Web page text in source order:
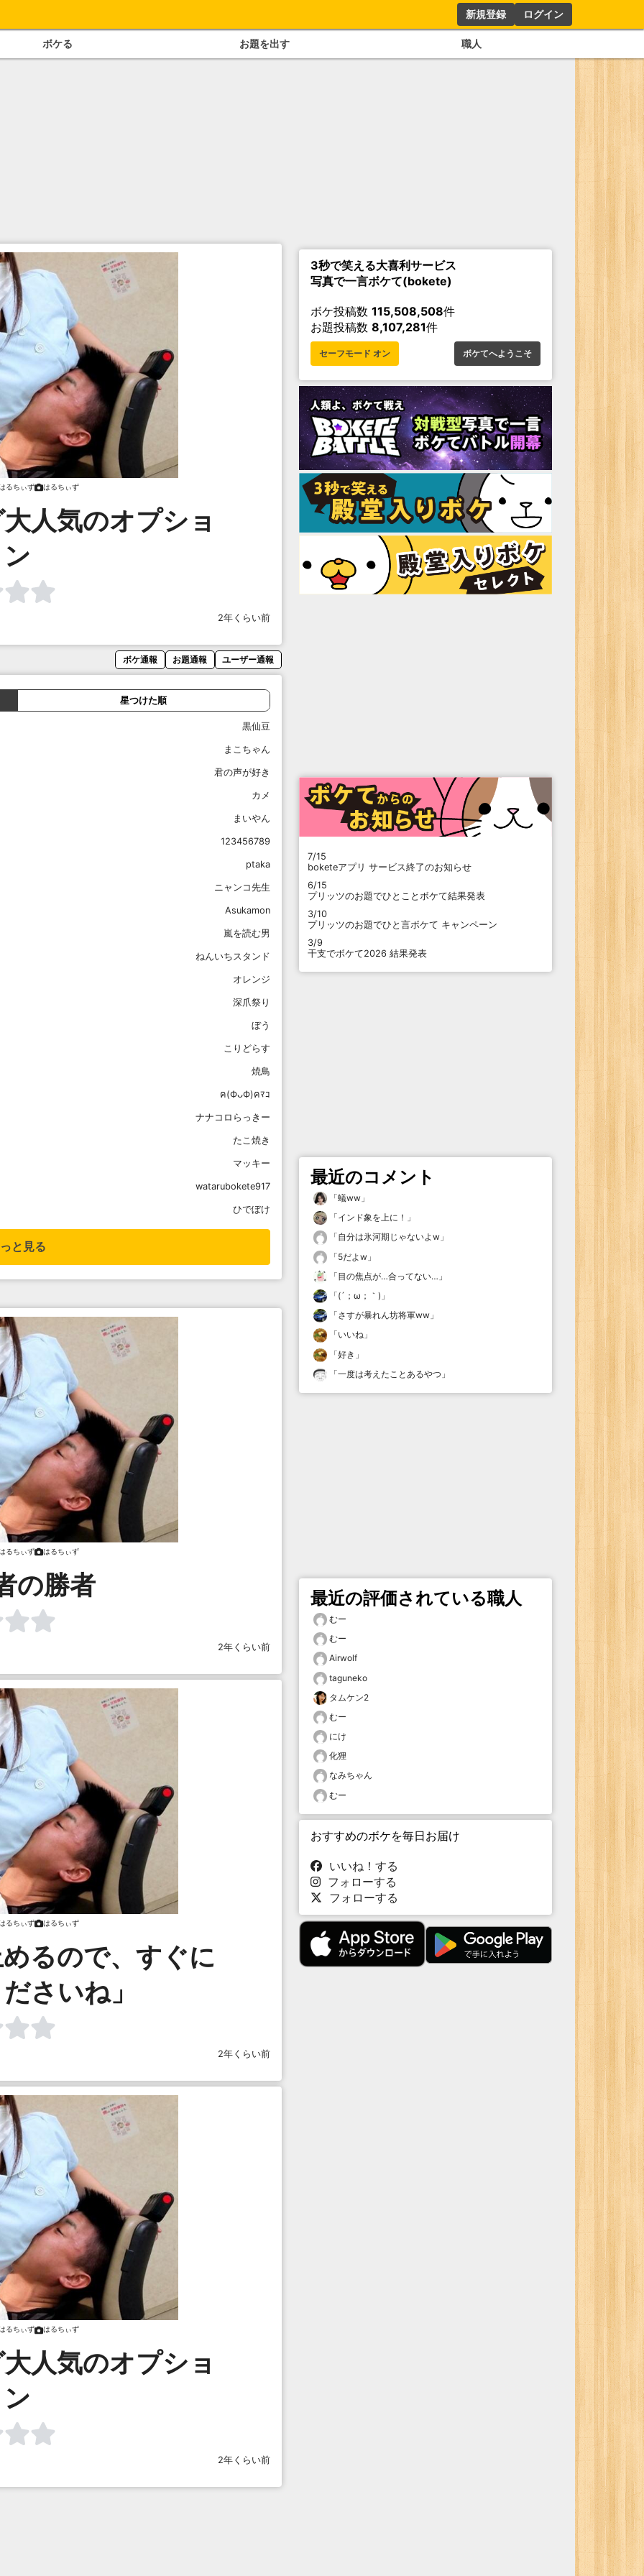
新規登録 ログイン
ボケる お題を出す 職人
るちぃず はるちぃず
人気のオプショ
ン
2年くらい前
ボケ通報 お題通報 ユーザー通報
星つけた順
黒仙豆
まこちゃん
君の声が好き
カメ
まいやん
123456789
ptaka
ニャンコ先生
Asukamon
嵐を読む男
ねんいちスタンド
オレンジ
深爪祭り
ぼう
こりどらす
焼鳥
ฅ(ФᴗФ)ฅﾏｺ
ナナコロらっきー
たこ焼き
マッキー
watarubokete917
ひでぼけ
と見る
るちぃず はるちぃず
の勝者
2年くらい前
るちぃず はるちぃず
るので、すぐに
さいね」
2年くらい前
るちぃず はるちぃず
人気のオプショ
ン
2年くらい前
3秒で笑える大喜利サービス
写真で一言ボケて(bokete)
ボケ投稿数 115,508,508件
お題投稿数 8,107,281件
セーフモード オン ボケてへようこそ
7/15
boketeアプリ サービス終了のお知らせ
6/15
プリッツのお題でひとことボケて結果発表
3/10
プリッツのお題でひと言ボケて キャンペーン
3/9
干支でボケて2026 結果発表
最近のコメント
「蟻ww 」
「インド象を上に！ 」
「自分は氷河期じゃないよw 」
「5だよw 」
「目の焦点が…合ってない… 」
「(´；ω；｀) 」
「さすが暴れん坊将軍ww 」
「いいね 」
「好き 」
「一度は考えたことあるやつ 」
最近の評価されている職人
むー
むー
Airwolf
taguneko
タムケン2
むー
にけ
化狸
なみちゃん
むー
おすすめのボケを毎日お届け
いいね！する
フォローする
フォローする